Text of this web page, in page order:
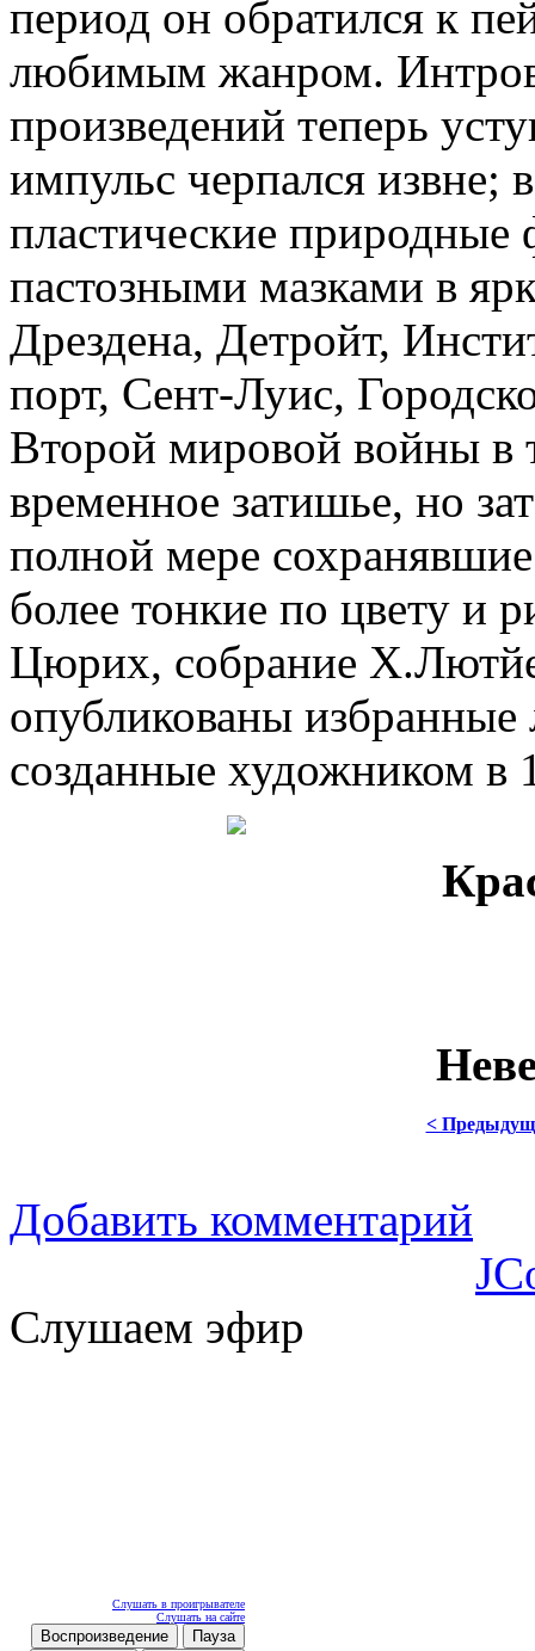
период он обратился к
любимым жанром.
произведений теперь
импульс черпался извне;
пластические
пастозными мазками в
Дрездена, Детройт,
порт, Сент-Луис,
Второй мировой войны в
временное затишье, но
полной мере
более тонкие по цвету и
Цюрих, собрание
опубликованы избранные
созданные художником в
<
Добавить комментарий
Слушаем эфир
Слушать в проигрывателе
Слушать на сайте
Воспроизведение
Пауза